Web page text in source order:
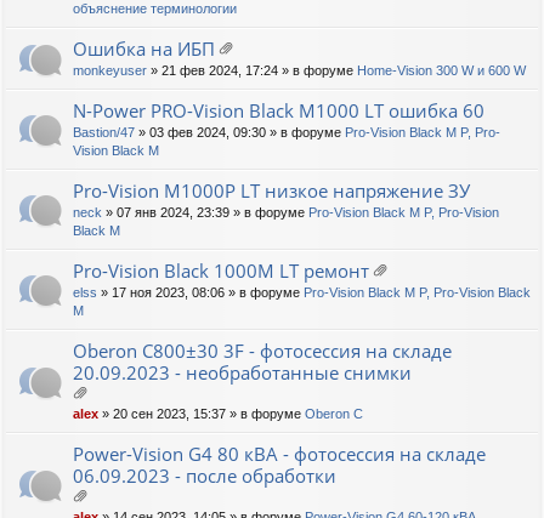
объяснение терминологии
Ошибка на ИБП
ло
ен
monkeyuser » 21 фев 2024, 17:24 » в форуме Home-Vision 300 W и 600 W
N-Power PRO-Vision Black M1000 LT ошибка 60
Bastion/47 » 03 фев 2024, 09:30 » в форуме Pro-Vision Black M P, Pro-
Vision Black M
Pro-Vision M1000P LT низкое напряжение ЗУ
neck » 07 янв 2024, 23:39 » в форуме Pro-Vision Black M P, Pro-Vision
Black M
Pro-Vision Black 1000M LT ремонт
ло
elss » 17 ноя 2023, 08:06 » в форуме Pro-Vision Black M P, Pro-Vision Black
M
Oberon C800±30 3F - фотосессия на складе
20.09.2023 - необработанные снимки
ло
ж
ен
ия
alex » 20 сен 2023, 15:37 » в форуме Oberon C
Power-Vision G4 80 кВА - фотосессия на складе
06.09.2023 - после обработки